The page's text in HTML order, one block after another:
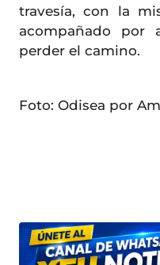
travesía, con la
acompañado por
perder el camino.
Foto: Odisea por